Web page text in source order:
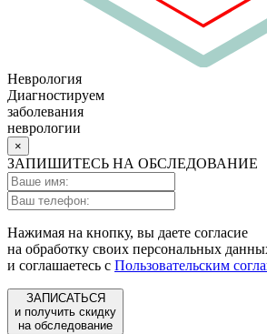
Неврология
Диагностируем
заболевания
неврологии
×
ЗАПИШИТЕСЬ НА ОБСЛЕДОВАНИЕ
Нажимая на кнопку, вы даете согласие
на обработку своих персональных
и соглашаетесь с Пользовательским
ЗАПИСАТЬСЯ
и получить скидку
на обследование